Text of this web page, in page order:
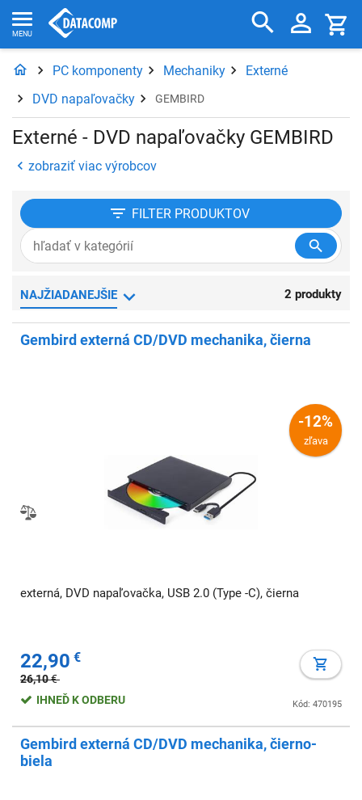
PC komponenty Mechaniky
Externé
DVD napaľovačky
GEMBIRD
Externé - DVD napaľovačky GEMBIRD
zobraziť viac výrobcov
FILTER PRODUKTOV
NAJŽIADANEJŠIE 2 produkty
Gembird externá CD/DVD mechanika, čierna
-12%
zľava
externá, DVD napaľovačka, USB 2.0 (Type -C), čierna
22,90 €
26,10€
Kód: 470195
IHNEĎ K ODBERU
Gembird externá CD/DVD mechanika, čierno-
biela